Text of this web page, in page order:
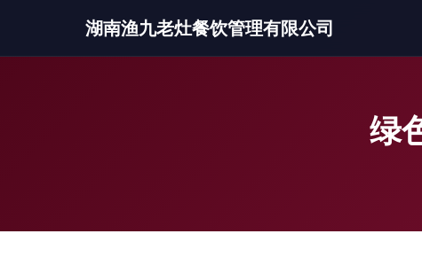
湖南渔九老灶餐饮管理有限公司
绿